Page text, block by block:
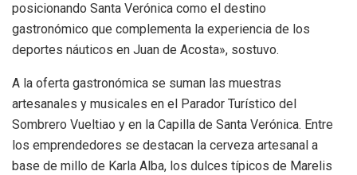
posicionando Santa Verónica como el destino
gastronómico que complementa la experiencia de los
deportes náuticos en Juan de Acosta», sostuvo.
A la oferta gastronómica se suman las muestras
artesanales y musicales en el Parador Turístico del
Sombrero Vueltiao y en la Capilla de Santa Verónica. Entre
los emprendedores se destacan la cerveza artesanal a
base de millo de Karla Alba, los dulces típicos de Marelis